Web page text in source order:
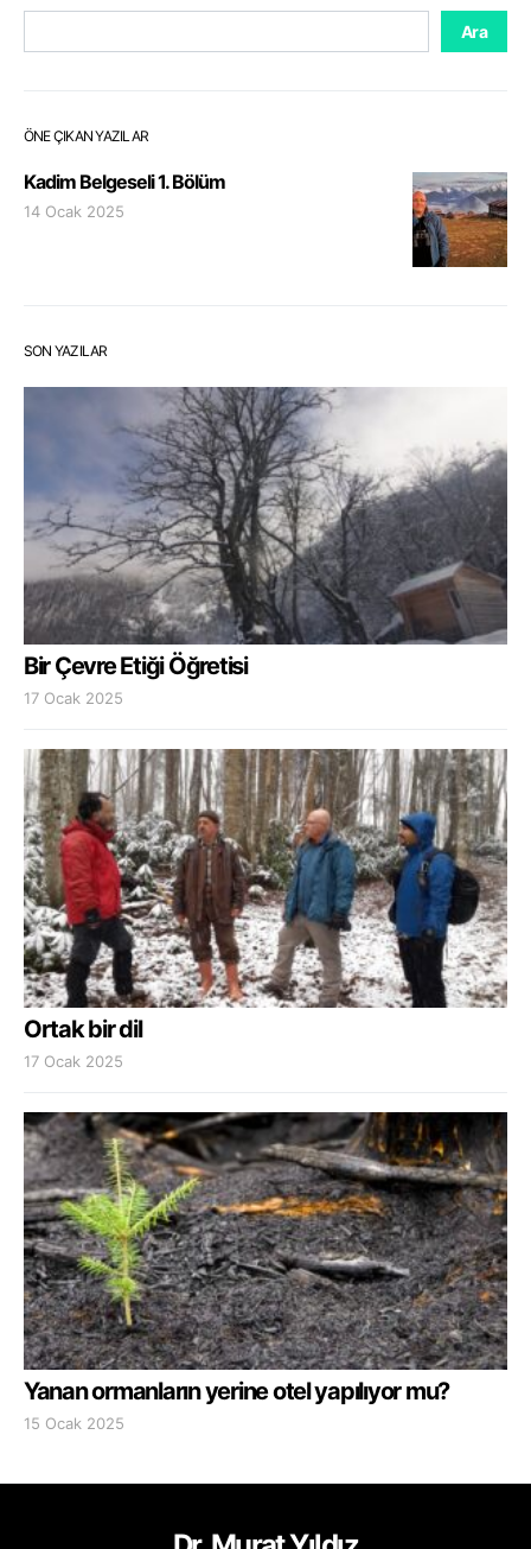
Ara
ÖNE ÇIKAN YAZILAR
Kadim Belgeseli 1. Bölüm
14 Ocak 2025
SON YAZILAR
Bir Çevre Etiği Öğretisi
17 Ocak 2025
Ortak bir dil
17 Ocak 2025
Yanan ormanların yerine otel yapılıyor mu?
15 Ocak 2025